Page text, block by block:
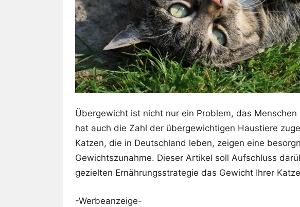
Übergewicht ist nicht nur ein Problem, das
hat auch die Zahl der übergewichtigen Haustiere
Katzen, die in Deutschland leben, zeigen eine
Gewichtszunahme. Dieser Artikel soll Aufschluss
gezielten Ernährungsstrategie das Gewicht Ihrer
-Werbeanzeige-